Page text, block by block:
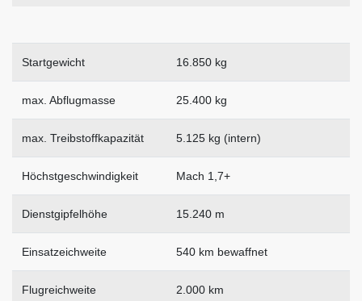
Startgewicht 16.850 kg
max. Abflugmasse 25.400 kg
max. Treibstoffkapazität 5.125 kg (intern)
Höchstgeschwindigkeit Mach 1,7+
Dienstgipfelhöhe 15.240 m
Einsatzeichweite 540 km bewaffnet
Flugreichweite 2.000 km